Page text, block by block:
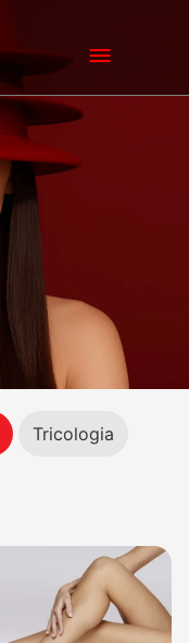
Tricologia